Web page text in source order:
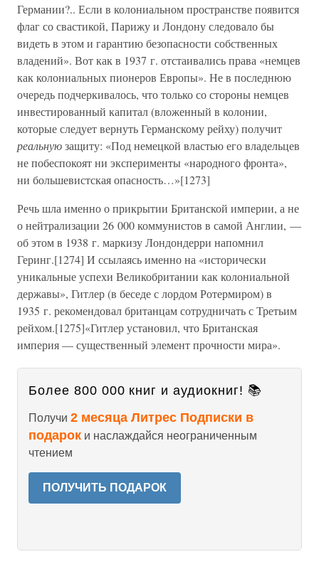
Германии?.. Если в колониальном пространстве появится
флаг со свастикой, Парижу и Лондону следовало бы
видеть в этом и гарантию безопасности собственных
владений». Вот как в 1937 г. отстаивались права «немцев
как колониальных пионеров Европы». Не в последнюю
очередь подчеркивалось, что только со стороны немцев
инвестированный капитал (вложенный в колонии,
которые следует вернуть Германскому рейху) получит
реальнуюзащиту: «Под немецкой властью его владельцев
не побеспокоят ни эксперименты «народного фронта»,
ни большевистская опасность…»[1273]
Речь шла именно о прикрытии Британской империи, а не
о нейтрализации 26 000 коммунистов в самой Англии, —
об этом в 1938 г. маркизу Лондондерри напомнил
Геринг.[1274] И ссылаясь именно на «исторически
уникальные успехи Великобритании как колониальной
державы», Гитлер (в беседе с лордом Ротермиром) в
1935 г. рекомендовал британцам сотрудничать с Третьим
рейхом.[1275]«Гитлер установил, что Британская
империя — существенный элемент прочности мира».
Более 800 000 книг и аудиокниг! 📚
Получи 2 месяца Литрес Подписки в
подарок и наслаждайся неограниченным
чтением
ПОЛУЧИТЬ ПОДАРОК